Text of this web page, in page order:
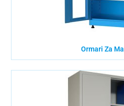
Ormari Za